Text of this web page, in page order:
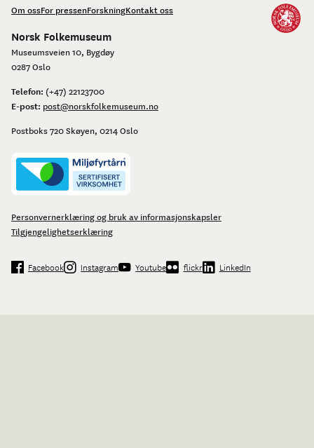
Om ossFor pressenForskningKontakt oss
Norsk Folkemuseum
Museumsveien 10, Bygdøy
0287 Oslo
Telefon: (+47) 22123700
E-post: post@norskfolkemuseum.no
Postboks 720 Skøyen, 0214 Oslo
Personvernerklæring og bruk av informasjonskapsler
Tilgjengelighetserklæring
Facebook Instagram Youtube flickr LinkedIn